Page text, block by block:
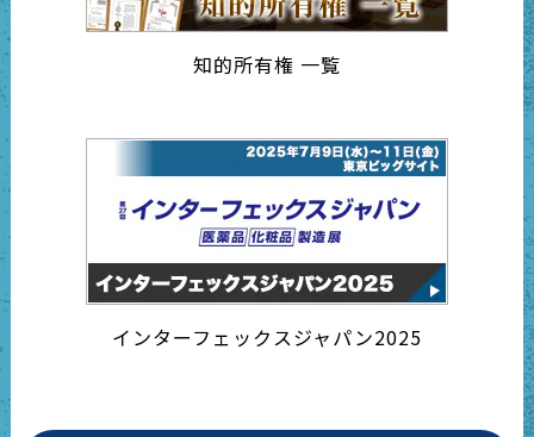
知的所有権 一覧
インターフェックスジャパン2025